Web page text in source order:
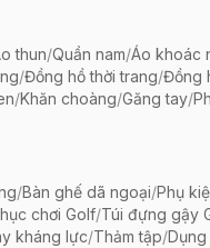
thun/Quần nam/Áo khoác
/Đồng hồ thời trang/Đồng
/Khăn choàng/Găng tay/
/Bàn ghế dã ngoại/Phụ
chơi Golf/Túi đựng gậy
kháng lực/Thảm tập/